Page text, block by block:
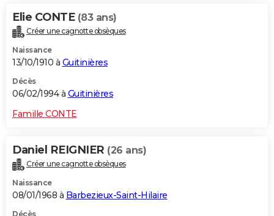
Elie CONTE (83 ans)
Créer une cagnotte obsèques
Naissance
13/10/1910 à Guitinières
Décès
06/02/1994 à Guitinières
Famille CONTE
Daniel REIGNIER (26 ans)
Créer une cagnotte obsèques
Naissance
08/01/1968 à Barbezieux-Saint-Hilaire
Décès